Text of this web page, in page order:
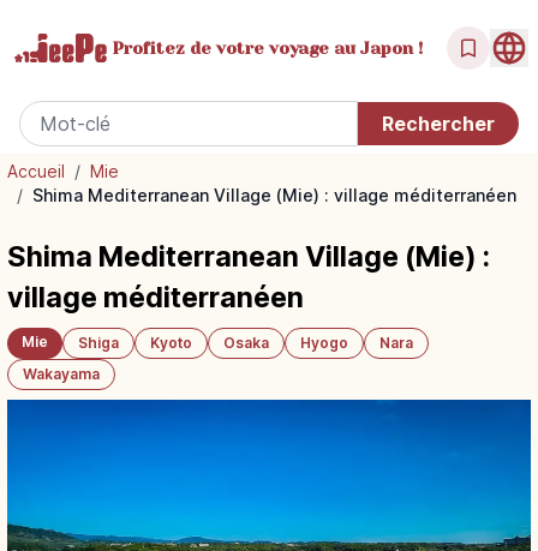
Profitez de votrevoyage au Japon !
Accueil / Mie
/ Shima Mediterranean Village (Mie) : village méditerranéen
Shima Mediterranean Village (Mie) :
village méditerranéen
Mie Shiga Kyoto Osaka Hyogo
Nara
Wakayama